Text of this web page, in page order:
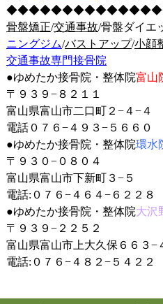
骨盤矯正/交通事故/骨盤ダイエ
ニングジム/バストアップ/小顔
交通事故専門接骨院
●ゆめたか接骨院・整体院富山
〒９３９−８２１１
富山県富山市二口町２−４−４
電話０７６−４９３−５６６０
●ゆめたか接骨院・整体院環水
〒９３０−０８０４
富山県富山市下新町３−５
電話:０７６−４６４−６２２８
●ゆめたか接骨院・整体院大沢
〒９３９−２２５２
富山県富山市上大久保６６３−
電話:０７６−４８２−５４２２